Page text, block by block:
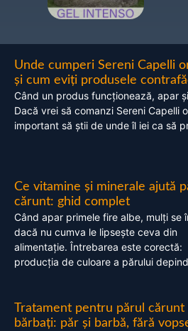
Unde cumperi Sereni Capelli
și cum eviți produsele
Când un produs funcționează, apar
Dacă vrei să comanzi Sereni Capelli
important să știi de unde îl iei ca să
Ce vitamine și minerale ajută
cărunt: ghid complet
Când apar primele fire albe, mulți se
dacă nu cumva le lipsește ceva din
alimentație. Întrebarea este corectă:
producția de culoare a părului
Tratament pentru părul cărunt
bărbați: păr și barbă, fără